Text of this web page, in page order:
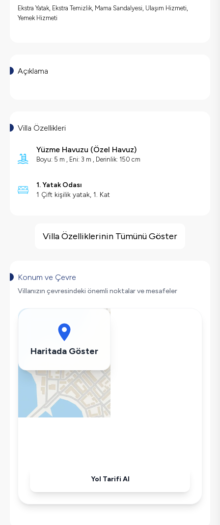
Ekstra Yatak, Ekstra Temizlik, Mama Sandalyesi, Ulaşım Hizmeti,
Yemek Hizmeti
Açıklama
Villa Özellikleri
Yüzme Havuzu (Özel Havuz)
Boyu: 5 m , Eni: 3 m , Derinlik: 150 cm
1. Yatak Odası
1 Çift kişilik yatak, 1. Kat
Deniz Manzarası
Korunaklı Havuz
Saç Kurutma Makinası
Çamaşır Makinesi
Tost Makinesi
Mikrodalga
Kettle
Korunaklı Havuz
Villa Özelliklerinin Tümünü Göster
Konum ve Çevre
Villanızın çevresindeki önemli noktalar ve mesafeler
Haritada Göster
Yol Tarifi Al